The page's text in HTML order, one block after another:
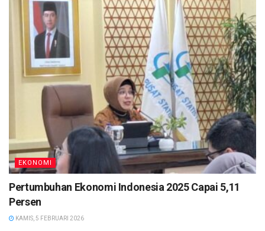
EKONOMI
Pertumbuhan Ekonomi Indonesia 2025 Capai 5,11
Persen
KAMIS, 5 FEBRUARI 2026